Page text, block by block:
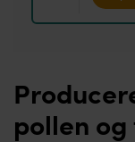
pollen og